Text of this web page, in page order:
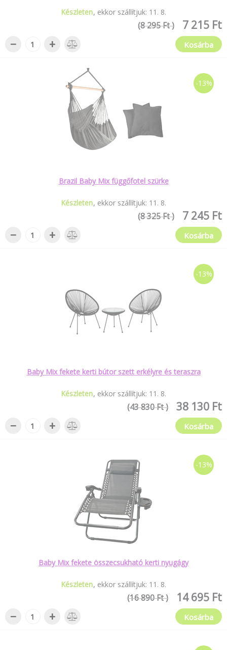
Készleten ekkor szállítjuk: 11 . 8.
7 215 Ft
(8 295 Ft )
− + Kosárba
-13%
Brazil Baby Mix függőfotel szürke
Készleten ekkor szállítjuk: 11 . 8.
7 245 Ft
(8 325 Ft )
− + Kosárba
-13%
Baby Mix fekete kerti bútor szett erkélyre és teraszra
Készleten ekkor szállítjuk: 11 . 8.
38 130 Ft
(43 830 Ft )
− + Kosárba
-13%
Baby Mix fekete összecsukható kerti nyugágy
Készleten ekkor szállítjuk: 11 . 8.
14 695 Ft
(16 890 Ft )
− + Kosárba